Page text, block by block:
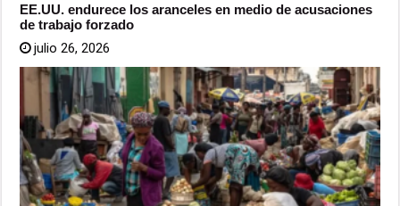
EE.UU. endurece los aranceles en medio de acusaciones
de trabajo forzado
julio 26, 2026